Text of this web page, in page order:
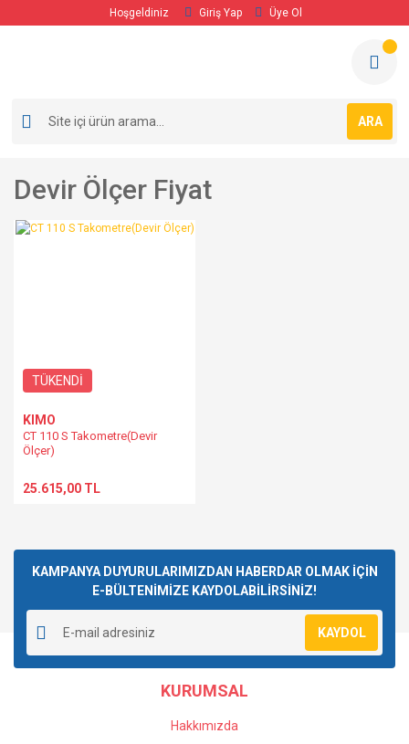
Hoşgeldiniz Giriş Yap Üye Ol
ARA
Devir Ölçer Fiyat
TÜKENDİ
KIMO
CT 110 S Takometre(Devir
Ölçer)
25.615,00 TL
KAMPANYA DUYURULARIMIZDAN HABERDAR OLMAK İÇİN
E-BÜLTENİMİZE KAYDOLABİLİRSİNİZ!
KAYDOL
KURUMSAL
Hakkımızda